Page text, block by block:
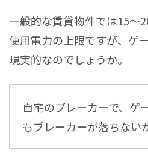
一般的な賃貸物件では15～
使用電力の上限ですが、ゲ
現実的なのでしょうか。
自宅のブレーカーで、ゲ
もブレーカーが落ちない